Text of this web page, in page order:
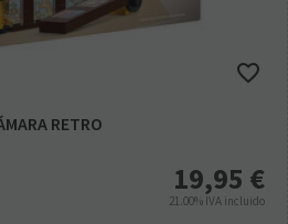
RETRO
19,95 €
21.00% IVA incluido